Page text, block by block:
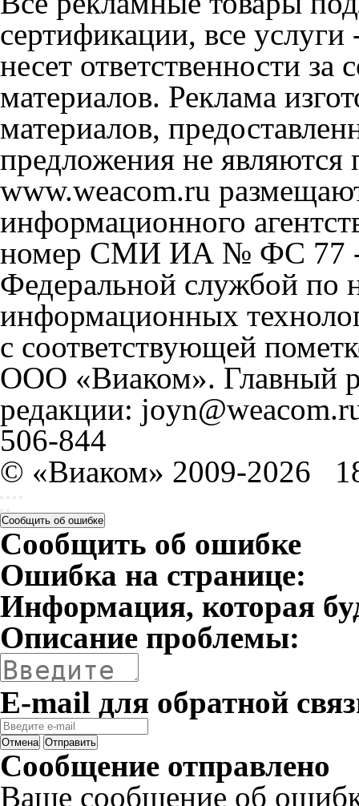
сертификации, все
несет ответственности
материалов. Реклама
материалов,
предложения не
www.weacom.ru
информационного
номер СМИ ИА № ФС 77 -
Федеральной службой по
информационных
с соответствующей
ООО «Виаком». Главный
редакции:
506-844
© «Виаком» 2009-2026
Сообщить об ошибке
Сообщить об ошибке
Ошибка на странице:
Информация, которая
Описание проблемы:
E-mail для обратной
Отмена Отправить
Сообщение отправлено
Ваше сообщение об